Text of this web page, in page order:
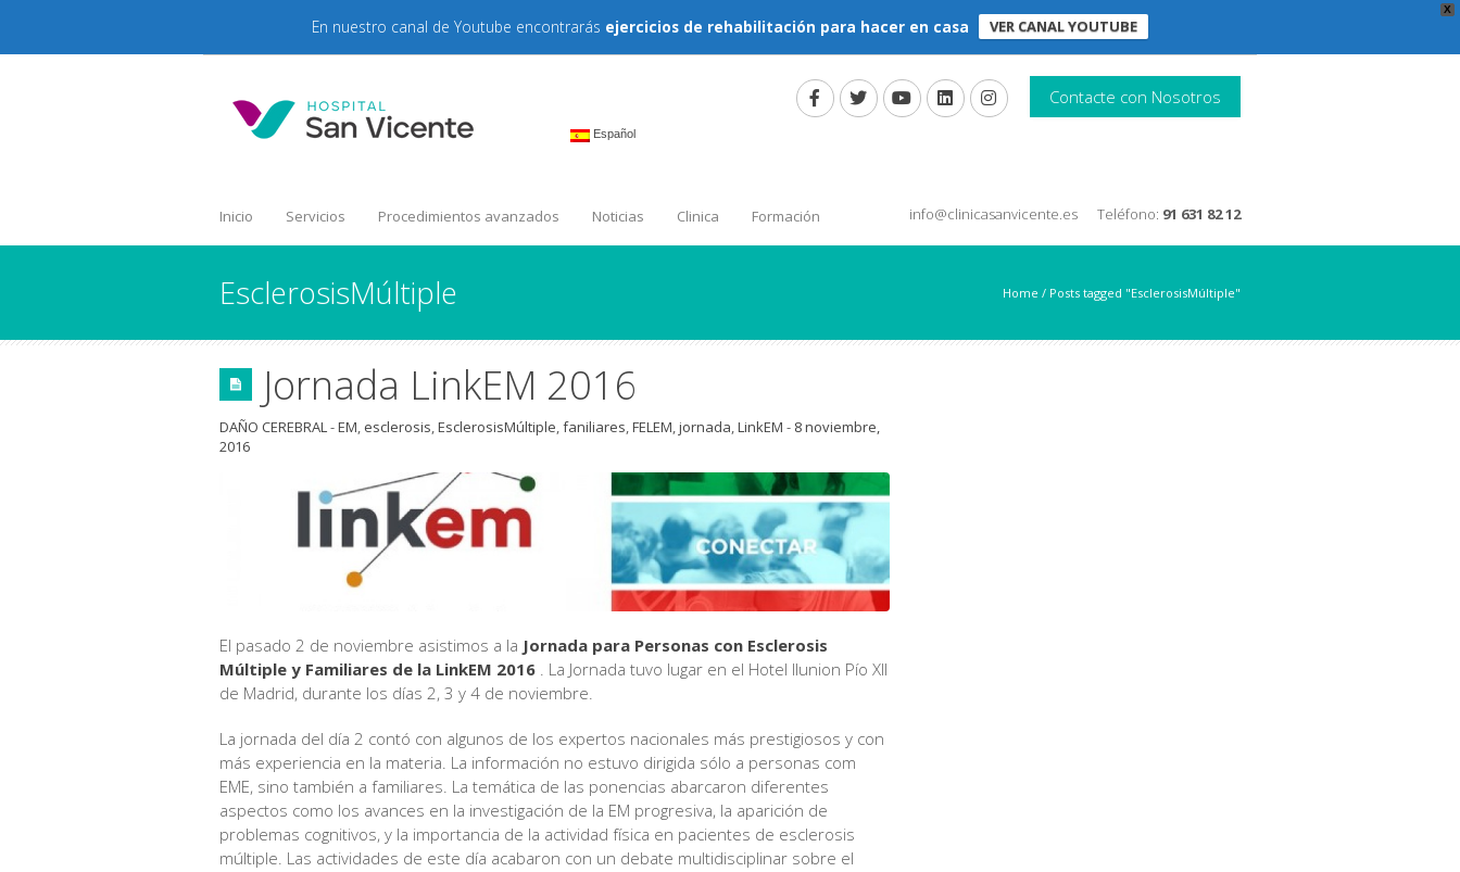
X
En nuestro canal de Youtube encontrarás ejercicios de rehabilitación para hacer en casa VER CANAL YOUTUBE
Contacte con Nosotros
Español
Inicio Servicios Procedimientos avanzados Noticias Clinica Formación info@clinicasanvicente.es Teléfono: 91 631 82 12
EsclerosisMúltiple Home / Posts tagged "EsclerosisMúltiple"
Jornada LinkEM 2016
DAÑO CEREBRAL-EM, esclerosis,EsclerosisMúltiple,faniliares,FELEM,jornada,LinkEM - 8 noviembre,
2016
El pasado 2 de noviembre asistimos a la Jornada para Personas con Esclerosis
Múltiple y Familiares de la LinkEM 2016 . La Jornada tuvo lugar en el Hotel Ilunion Pío XII
de Madrid, durante los días 2, 3 y 4 de noviembre.
La jornada del día 2 contó con algunos de los expertos nacionales más prestigiosos y con
más experiencia en la materia. La información no estuvo dirigida sólo a personas com
EME, sino también a familiares. La temática de las ponencias abarcaron diferentes
aspectos como los avances en la investigación de la EM progresiva, la aparición de
problemas cognitivos, y la importancia de la actividad física en pacientes de esclerosis
múltiple. Las actividades de este día acabaron con un debate multidisciplinar sobre el